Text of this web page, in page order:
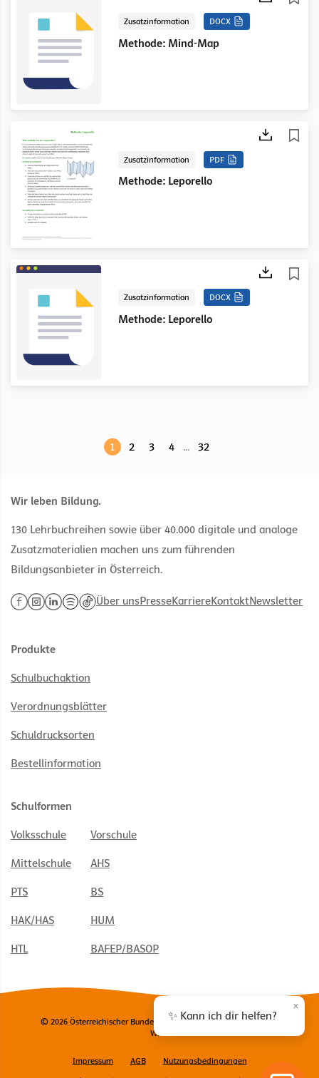
Zusatzinformation DOCX
Methode: Mind-Map
Zusatzinformation PDF
Methode: Leporello
Zusatzinformation DOCX
Methode: Leporello
1 2 3 4 ... 32
Wir leben Bildung.
130 Lehrbuchreihen sowie über 40.000 digitale und analoge
Zusatzmaterialien machen uns zum führenden
Bildungsanbieter in Österreich.
Über unsPresseKarriereKontaktNewsletter
Produkte
Schulbuchaktion
Verordnungsblätter
Schuldrucksorten
Bestellinformation
Schulformen
Volksschule Vorschule
Mittelschule AHS
PTS BS
HAK/HAS HUM
HTL BAFEP/BASOP
© 2026 Österreichischer Bundesverlag Schulbuch GmbH & Co. KG,
Wien
Impressum AGB
Nutzungsbedingungen
✨ Kann ich dir helfen?
×